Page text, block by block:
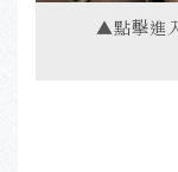
▲點擊進